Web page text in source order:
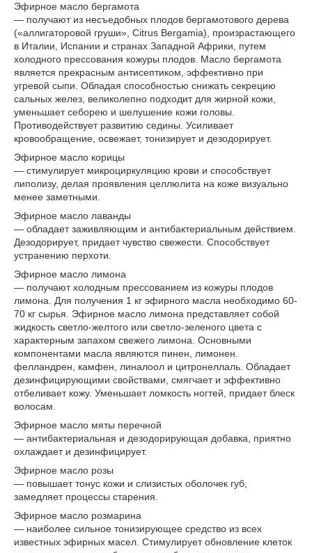
Эфирное масло бергамота
— получают из несъедобных плодов бергамотового дерева
(«аллигаторовой груши», Citrus Вergamia), произрастающего
в Италии, Испании и странах Западной Африки, путем
холодного прессования кожуры плодов. Масло бергамота
является прекрасным антисептиком, эффективно при
угревой сыпи. Обладая способностью снижать секрецию
сальных желез, великолепно подходит для жирной кожи,
уменьшает себорею и шелушение кожи головы.
Противодействует развитию седины. Усиливает
кровообращение, освежает, тонизирует и дезодорирует.
Эфирное масло корицы
— стимулирует микроциркуляцию крови и способствует
липолизу, делая проявления целлюлита на коже визуально
менее заметными.
Эфирное масло лаванды
— обладает заживляющим и антибактериальным действием.
Дезодорирует, придает чувство свежести. Способствует
устранению перхоти.
Эфирное масло лимона
— получают холодным прессованием из кожуры плодов
лимона. Для получения 1 кг эфирного масла необходимо 60-
70 кг сырья. Эфирное масло лимона представляет собой
жидкость светло-желтого или светло-зеленого цвета с
характерным запахом свежего лимона. Основными
компонентами масла являются пинен, лимонен.
фелландрен, камфен, линалоол и цитронеллаль. Обладает
дезинфицирующими свойствами, смягчает и эффективно
отбеливает кожу. Уменьшает ломкость ногтей, придает блеск
волосам.
Эфирное масло мяты перечной
— антибактериальная и дезодорирующая добавка, приятно
охлаждает и дезинфицирует.
Эфирное масло розы
— повышает тонус кожи и слизистых оболочек губ,
замедляет процессы старения.
Эфирное масло розмарина
— наиболее сильное тонизирующее средство из всех
известных эфирных масел. Стимулирует обновление клеток